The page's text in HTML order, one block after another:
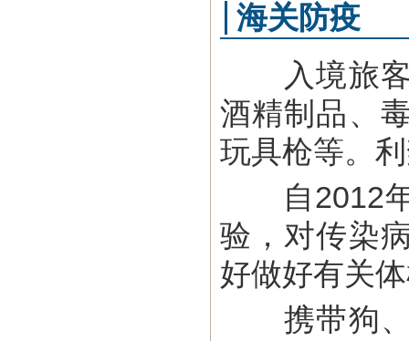
海关防疫
入境旅客
酒精制品、
玩具枪等。
自2012年
验，对传染
好做好有关
携带狗、